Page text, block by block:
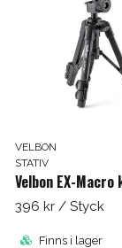
VELBON
STATIV
396 kr / Styck
Finns i lager